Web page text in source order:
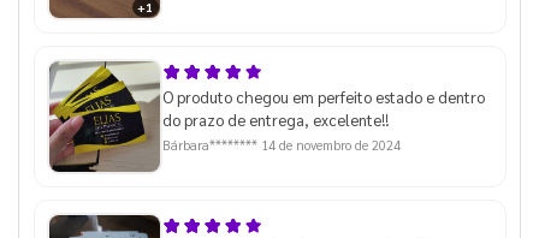
+1
O produto chegou em perfeito estado e dentro
do prazo de entrega, excelente!!
Bárbara******** 14 de novembro de 2024